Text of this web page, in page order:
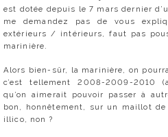
est dotée depuis le 7 mars dernier
me demandez pas de vous
extérieurs / intérieurs, faut pas
marinière.
Alors bien-sûr, la marinière, on
c’est tellement 2008-2009-2010
qu’on aimerait pouvoir passer à
bon, honnêtement, sur un maillot
illico, non ?